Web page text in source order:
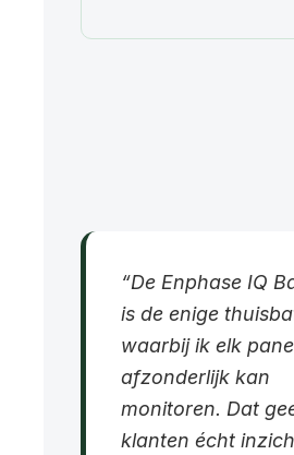
“De Enphase IQ
is de enige
waarbij ik elk
afzonderlijk kan
monitoren. Dat
klanten écht